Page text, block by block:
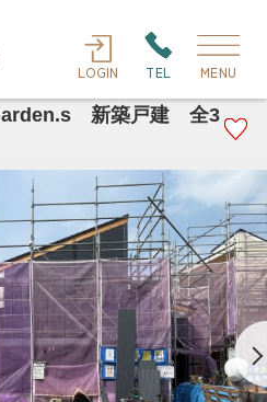
LOGIN TEL MENU
新築戸建 全3